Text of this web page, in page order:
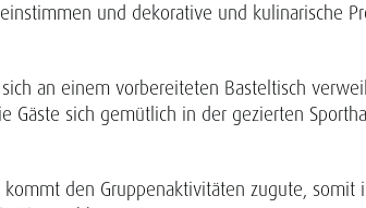
und dekorative und kulinarische
an einem vorbereiteten Basteltisch
Gäste sich gemütlich in der gezierten
kommt den Gruppenaktivitäten zugute,